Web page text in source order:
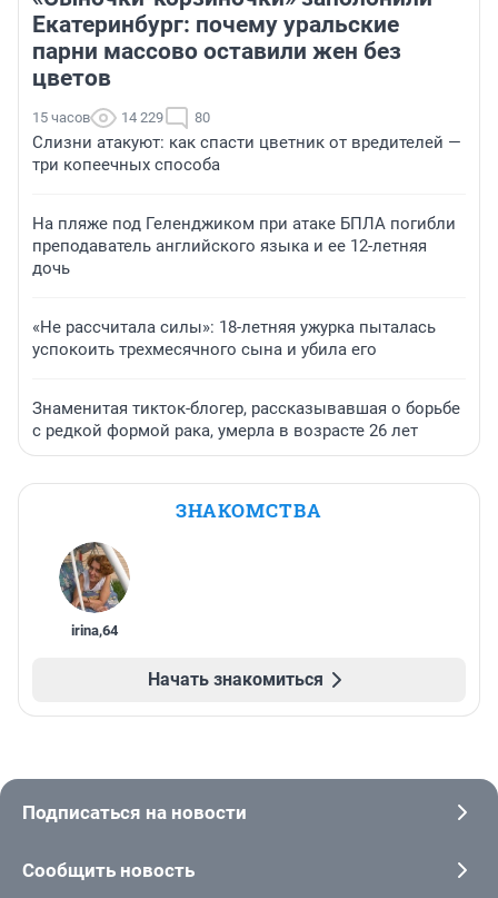
Екатеринбург: почему уральские
парни массово оставили жен без
цветов
15 часов 14 229 80
Слизни атакуют: как спасти цветник от вредителей —
три копеечных способа
На пляже под Геленджиком при атаке БПЛА погибли
преподаватель английского языка и ее 12-летняя
дочь
«Не рассчитала силы»: 18-летняя ужурка пыталась
успокоить трехмесячного сына и убила его
Знаменитая тикток-блогер, рассказывавшая о борьбе
с редкой формой рака, умерла в возрасте 26 лет
ЗНАКОМСТВА
irina,64
Начать знакомиться
Подписаться на новости
Сообщить новость